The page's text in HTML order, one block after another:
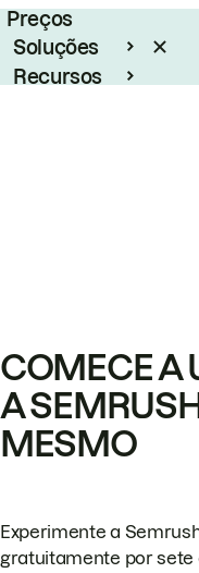
Preços
Soluções
Recursos
COMECE A
A
MESMO
Experimente a
gratuitamente por sete